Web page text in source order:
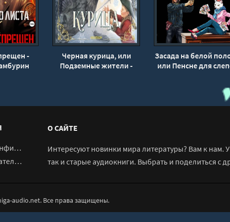
-
Черная курица, или
Подземные жители -
Засада на белой
или Пенсне для
О САЙТЕ
Интересуют новинки мира литературы? Вам к нам.
так и старые аудиокниги. Выбрать и поделиться с
audio.net. Все права защищены.